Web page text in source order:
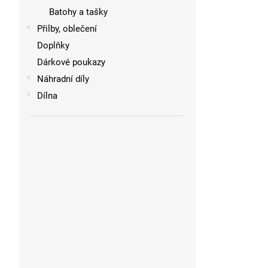
Batohy a tašky
Přilby, oblečení
Doplňky
Dárkové poukazy
Náhradní díly
Dílna